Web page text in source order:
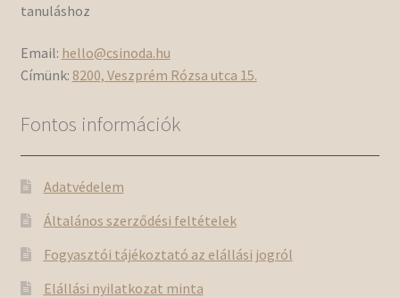
tanuláshoz
Email: hello@csinoda.hu
Címünk: 8200, Veszprém Rózsa utca 15.
Fontos információk
Adatvédelem
Általános szerződési feltételek
Fogyasztói tájékoztató az elállási jogról
Elállási nyilatkozat minta